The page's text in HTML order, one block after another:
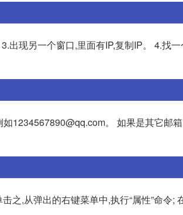
出现另一个窗口,里面有IP,复制IP。 4.找
1234567890@qq.com。 如果是其它邮
之,从弹出的右键菜单中,执行“属性”命令;